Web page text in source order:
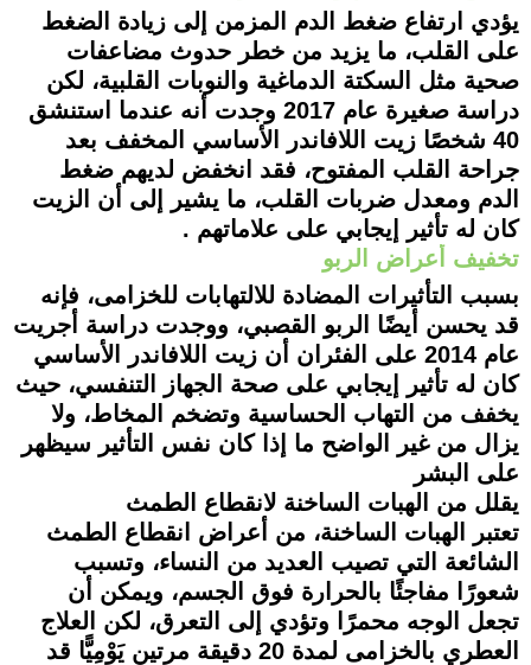
يؤدي ارتفاع ضغط الدم المزمن إلى زيادة الضغط
على القلب، ما يزيد من خطر حدوث مضاعفات
صحية مثل السكتة الدماغية والنوبات القلبية، لكن
دراسة صغيرة عام 2017 وجدت أنه عندما استنشق
40 شخصًا زيت اللافاندر الأساسي المخفف بعد
جراحة القلب المفتوح، فقد انخفض لديهم ضغط
الدم ومعدل ضربات القلب، ما يشير إلى أن الزيت
كان له تأثير إيجابي على علاماتهم .
تخفيف أعراض الربو
بسبب التأثيرات المضادة للالتهابات للخزامى، فإنه
قد يحسن أيضًا الربو القصبي، ووجدت دراسة أجريت
عام 2014 على الفئران أن زيت اللافاندر الأساسي
كان له تأثير إيجابي على صحة الجهاز التنفسي، حيث
يخفف من التهاب الحساسية وتضخم المخاط، ولا
يزال من غير الواضح ما إذا كان نفس التأثير سيظهر
على البشر
يقلل من الهبات الساخنة لانقطاع الطمث
تعتبر الهبات الساخنة، من أعراض انقطاع الطمث
الشائعة التي تصيب العديد من النساء، وتسبب
شعورًا مفاجئًا بالحرارة فوق الجسم، ويمكن أن
تجعل الوجه محمرًا وتؤدي إلى التعرق، لكن العلاج
العطري بالخزامى لمدة 20 دقيقة مرتين يَوْمِيًّا قد